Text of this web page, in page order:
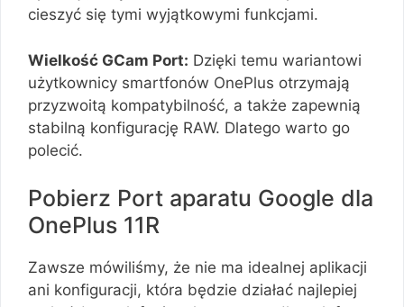
cieszyć się tymi wyjątkowymi funkcjami.
Wielkość GCam Port: Dzięki temu wariantowi
użytkownicy smartfonów OnePlus otrzymają
przyzwoitą kompatybilność, a także zapewnią
stabilną konfigurację RAW. Dlatego warto go
polecić.
Pobierz Port aparatu Google dla
OnePlus 11R
Zawsze mówiliśmy, że nie ma idealnej aplikacji
ani konfiguracji, która będzie działać najlepiej